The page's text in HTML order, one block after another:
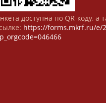
доступна по QR-коду, а
https://forms.mkrf.ru/e/